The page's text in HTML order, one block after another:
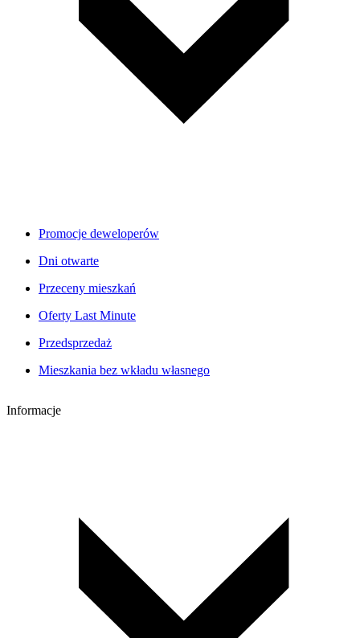
Promocje deweloperów
Dni otwarte
Przeceny mieszkań
Oferty Last Minute
Przedsprzedaż
Mieszkania bez wkładu własnego
Informacje